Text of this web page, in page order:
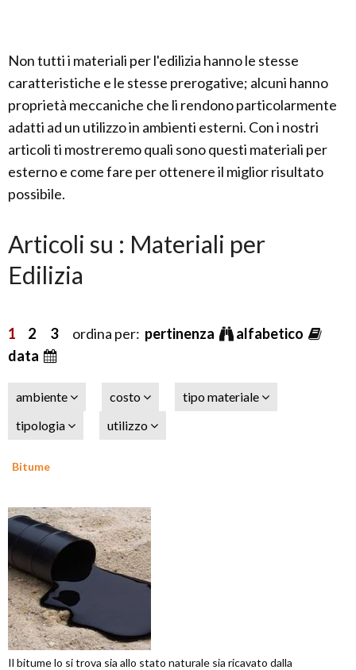
Non tutti i materiali per l'edilizia hanno le stesse
caratteristiche e le stesse prerogative; alcuni hanno
proprietà meccaniche che li rendono particolarmente
adatti ad un utilizzo in ambienti esterni. Con i nostri
articoli ti mostreremo quali sono questi materiali per
esterno e come fare per ottenere il miglior risultato
possibile.
Articoli su : Materiali per
Edilizia
1 2 3ordina per: pertinenza
alfabetico
data
ambiente costo
tipo materiale
tipologia
utilizzo
Bitume
Il bitume lo si trova sia allo stato naturale sia ricavato dalla